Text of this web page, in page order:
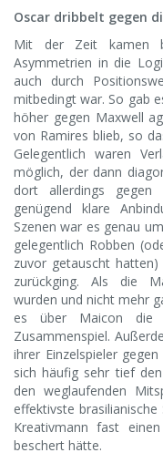
Oscar dribbelt gegen
Mit der Zeit kamen
Asymmetrien in die
auch durch
mitbedingt war. So gab
höher gegen Maxwell
von Ramires blieb, so
Gelegentlich waren
möglich, der dann
dort allerdings gegen
genügend klare
Szenen war es genau
gelegentlich Robben
zuvor getauscht
zurückging. Als die
wurden und nicht mehr
es über Maicon die
Zusammenspiel.
ihrer Einzelspieler
sich häufig sehr tief
den weglaufenden
effektivste
Kreativmann fast
beschert hätte.